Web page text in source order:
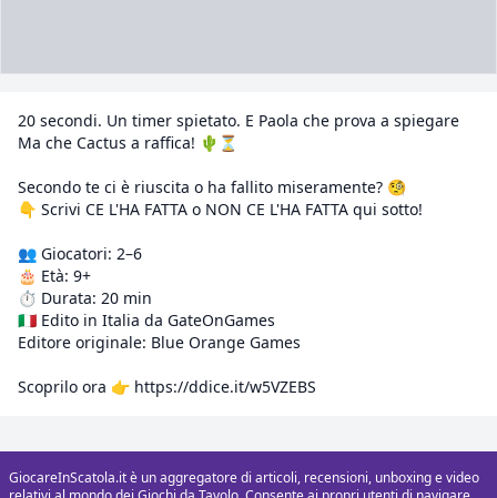
20 secondi. Un timer spietato. E Paola che prova a spiegare
Ma che Cactus a raffica! 🌵⏳
Secondo te ci è riuscita o ha fallito miseramente? 🧐
👇 Scrivi CE L'HA FATTA o NON CE L'HA FATTA qui sotto!
👥 Giocatori: 2–6
🎂 Età: 9+
⏱️ Durata: 20 min
🇮🇹 Edito in Italia da GateOnGames
Editore originale: Blue Orange Games
Scoprilo ora 👉 https://ddice.it/w5VZEBS
GiocareInScatola.it è un aggregatore di articoli, recensioni, unboxing e video